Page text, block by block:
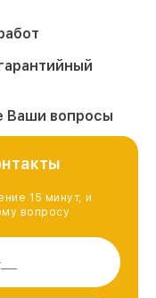
Ваши вопросы
15 минут, и
вопросу